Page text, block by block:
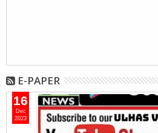
E-PAPER
16
Dec
2023